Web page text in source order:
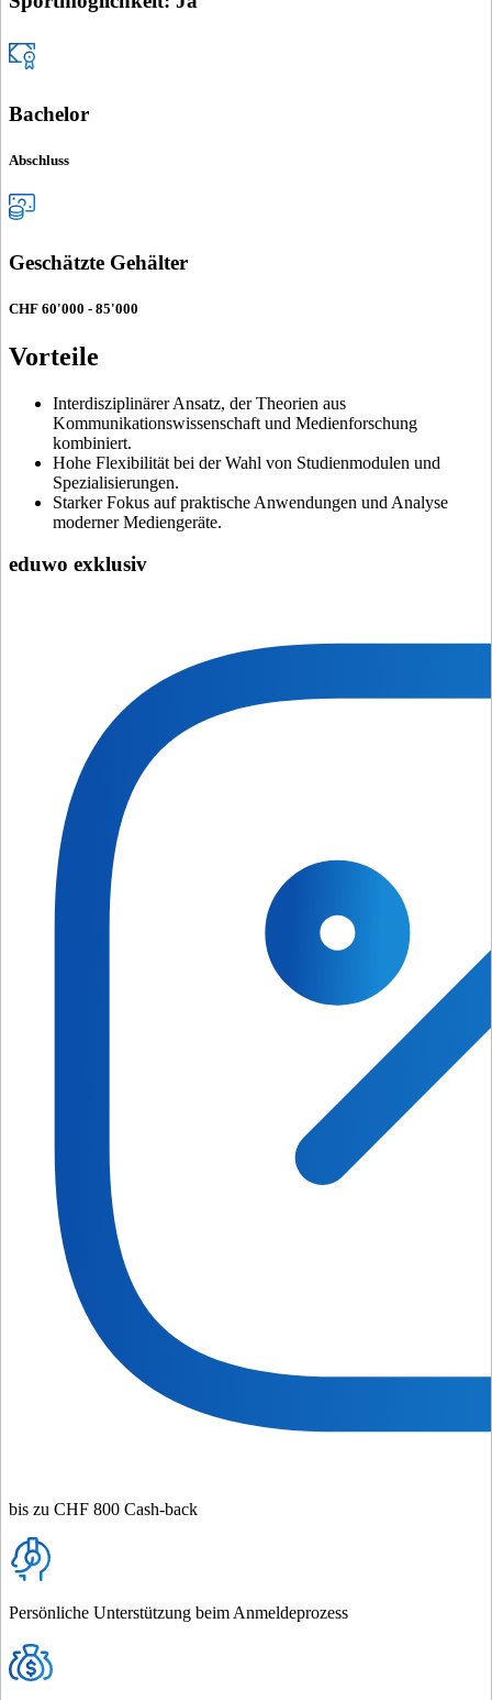
Bachelor
Abschluss
Geschätzte Gehälter
CHF 60'000 - 85'000
Vorteile
Interdisziplinärer Ansatz, der Theorien aus
Kommunikationswissenschaft und Medienforschung
kombiniert.
Hohe Flexibilität bei der Wahl von Studienmodulen und
Spezialisierungen.
Starker Fokus auf praktische Anwendungen und Analyse
moderner Mediengeräte.
eduwo exklusiv
bis zu CHF 800 Cash-back
Persönliche Unterstützung beim Anmeldeprozess